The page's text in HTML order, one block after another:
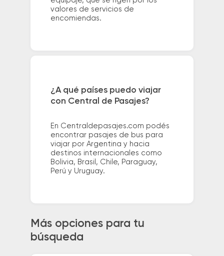
valores de servicios de
encomiendas.
¿A qué países puedo viajar
con Central de Pasajes?
En Centraldepasajes.com podés
encontrar pasajes de bus para
viajar por Argentina y hacia
destinos internacionales como
Bolivia, Brasil, Chile, Paraguay,
Perú y Uruguay.
Más opciones para tu
búsqueda